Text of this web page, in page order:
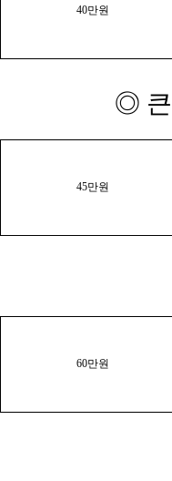
40만원
◎ 큰
45만원
60만원